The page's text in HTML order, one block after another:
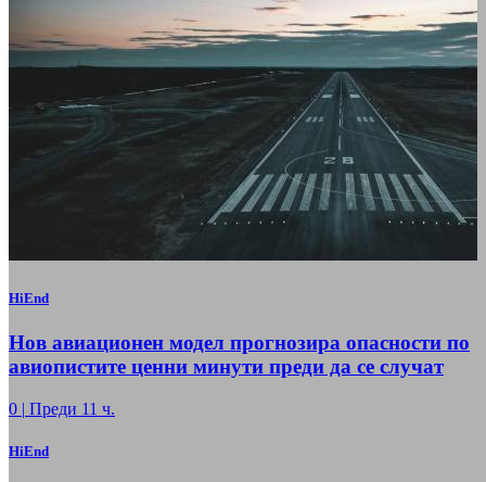
HiEnd
Нов авиационен модел прогнозира опасности по
авиопистите ценни минути преди да се случат
0 | Преди 11 ч.
HiEnd